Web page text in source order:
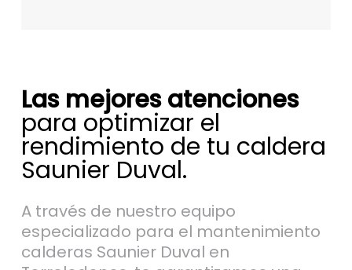
Las mejores atenciones
para optimizar el
rendimiento de tu caldera
Saunier Duval.
A través de nuestro equipo
especializado para el mantenimiento
calderas Saunier Duval en